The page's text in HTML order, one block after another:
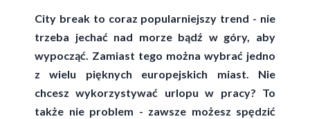
City break to coraz popularniejszy trend - nie
trzeba jechać nad morze bądź w góry, aby
wypocząć. Zamiast tego można wybrać jedno
z wielu pięknych europejskich miast. Nie
chcesz wykorzystywać urlopu w pracy? To
także nie problem - zawsze możesz spędzić